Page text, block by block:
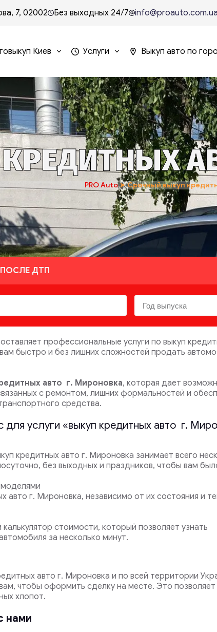
7, 02002 Без выходных 24/7 info@proauto.com.ua
Киев Услуги Выкуп авто по
PRO Auto➤Срочный выкуп
ДТП
профессиональные услуги по выкуп
быстро и без лишних сложностей продать
авто г. Мироновка, которая дает
с ремонтом, лишних формальностей и
средства.
для услуги «выкуп кредитных авто г.
кредитных авто г. Мироновка занимает всего
без выходных и праздников, чтобы вам
авто г. Мироновка, независимо от их состояния и
стоимости, который позволяет узнать
за несколько минут.
авто г. Мироновка и по всей территории
чтобы оформить сделку на месте. Это
хлопот.
нами